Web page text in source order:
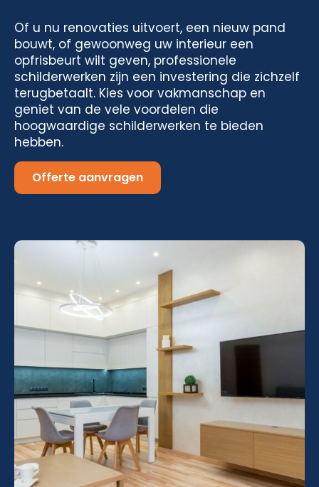
Of u nu renovaties uitvoert, een nieuw pand
bouwt, of gewoonweg uw interieur een
opfrisbeurt wilt geven, professionele
schilderwerken zijn een investering die zichzelf
terugbetaalt. Kies voor vakmanschap en
geniet van de vele voordelen die
hoogwaardige schilderwerken te bieden
hebben.
Offerte aanvragen